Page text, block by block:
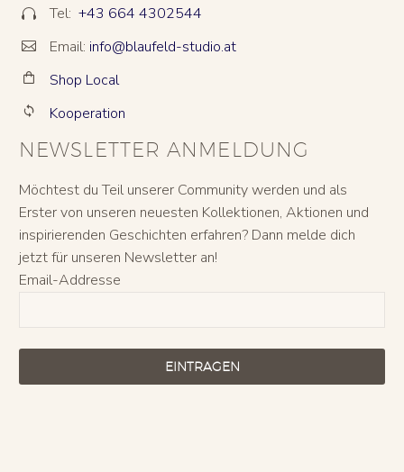

 Tel: +43 664 4302544

 Email: info@blaufeld-studio.at

 Shop Local

 Kooperation
NEWSLETTER ANMELDUNG
Möchtest du Teil unserer Community werden und als
Erster von unseren neuesten Kollektionen, Aktionen und
inspirierenden Geschichten erfahren? Dann melde dich
jetzt für unseren Newsletter an!
Email-Addresse
EINTRAGEN